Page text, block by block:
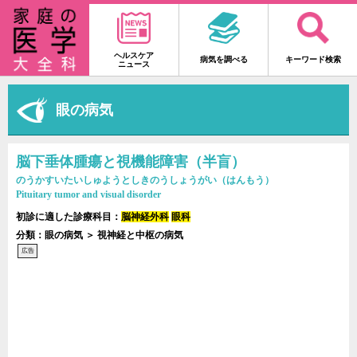
ヘルスケア
ニュース
病気を調べる キーワード検索
眼の病気
脳下垂体腫瘍と視機能障害（半盲）
のうかすいたいしゅようとしきのうしょうがい（はんもう）
Pituitary tumor and visual disorder
初診に適した診療科目： 脳神経外科 眼科
分類：眼の病気 ＞ 視神経と中枢の病気
広告